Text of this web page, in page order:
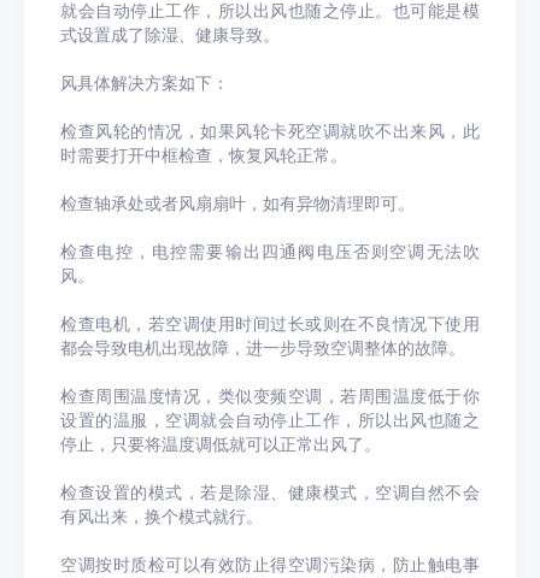
就会自动停止工作，所以出风也随之停止。也可能是模
式设置成了除湿、健康导致。
风具体解决方案如下：
检查风轮的情况，如果风轮卡死空调就吹不出来风，此
时需要打开中框检查，恢复风轮正常。
检查轴承处或者风扇扇叶，如有异物清理即可。
检查电控，电控需要输出四通阀电压否则空调无法吹
风。
检查电机，若空调使用时间过长或则在不良情况下使用
都会导致电机出现故障，进一步导致空调整体的故障。
检查周围温度情况，类似变频空调，若周围温度低于你
设置的温服，空调就会自动停止工作，所以出风也随之
停止，只要将温度调低就可以正常出风了。
检查设置的模式，若是除湿、健康模式，空调自然不会
有风出来，换个模式就行。
空调按时质检可以有效防止得空调污染病，防止触电事